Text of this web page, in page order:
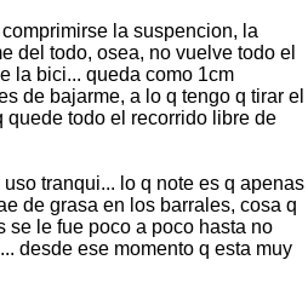
la suspencion, la
del todo, osea, no vuelve todo el
la bici... queda como 1cm
de bajarme, a lo q tengo q tirar el
quede todo el recorrido libre de
tranqui... lo q note es q apenas
de grasa en los barrales, cosa q
se le fue poco a poco hasta no
desde ese momento q esta muy